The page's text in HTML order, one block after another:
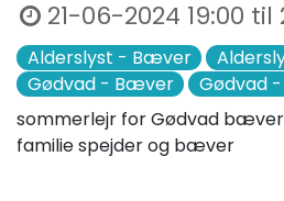
21-06-2024 19:00 til
Alderslyst - Bæver
Gødvad - Bæver
Gødvad
sommerlejr for Gødvad
familie spejder og bæver